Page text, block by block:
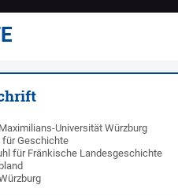
Universität Würzburg
Geschichte
für Fränkische Landesgeschichte